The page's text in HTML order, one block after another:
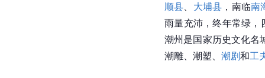
顺县、 大埔县 ，南临南
雨量充沛，终年常绿，
潮州是国家历史文化名
潮雕、潮塑、 潮剧和工